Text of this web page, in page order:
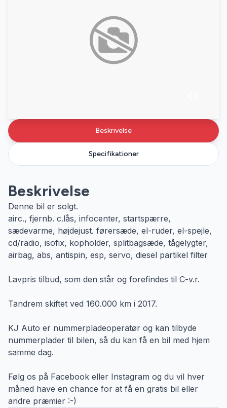
Specifikationer
Beskrivelse
Beskrivelse
Denne bil er solgt.
airc., fjernb. c.lås, infocenter, startspærre,
sædevarme, højdejust. førersæde, el-ruder, el-spejle,
cd/radio, isofix, kopholder, splitbagsæde, tågelygter,
airbag, abs, antispin, esp, servo, diesel partikel filter
Lavpris tilbud, som den står og forefindes til C-v.r.
Tandrem skiftet ved 160.000 km i 2017.
KJ Auto er nummerpladeoperatør og kan tilbyde
nummerplader til bilen, så du kan få en bil med hjem
samme dag.
Følg os på Facebook eller Instagram og du vil hver
måned have en chance for at få en gratis bil eller
andre præmier :-)